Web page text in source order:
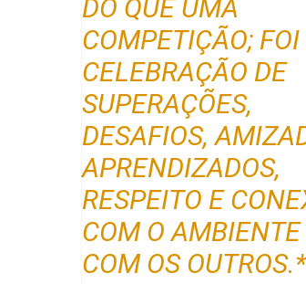
DO QUE UMA
COMPETIÇÃO;
CELEBRAÇÃO DE
SUPERAÇÕES,
DESAFIOS,
APRENDIZADOS,
RESPEITO E
COM O AMBIENTE
COM OS